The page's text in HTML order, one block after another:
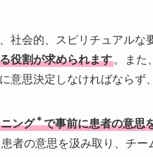
社会的、スピリチュアルな
役割が求められます 。また
意思決定しなければならず
ング＊ で事前に患者の意思
者の意思を汲み取り、チー